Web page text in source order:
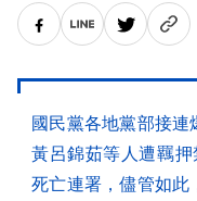
國民黨各地黨部接
黃呂錦茹等人遭羈
死亡連署，儘管如